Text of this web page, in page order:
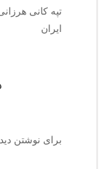
تپه کانی
ایران
برای نوشتن